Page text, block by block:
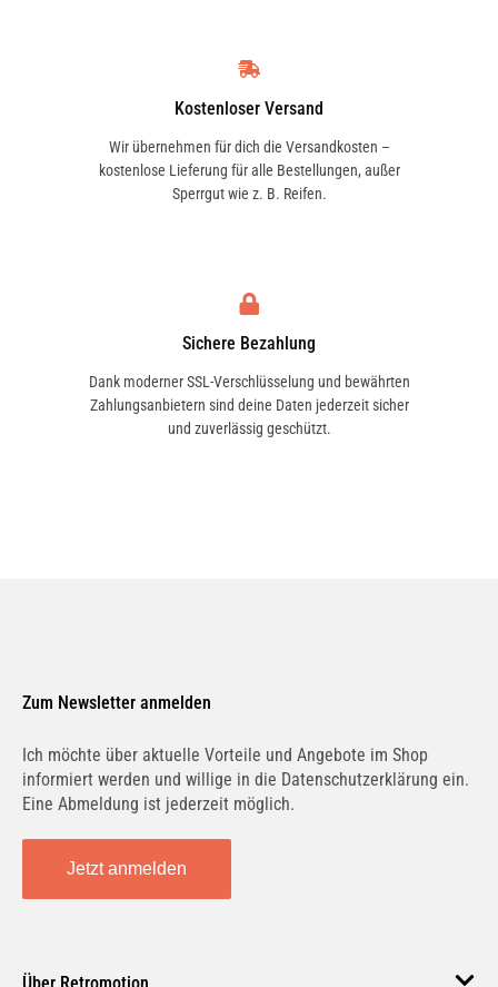
Kostenloser Versand
Wir übernehmen für dich die Versandkosten –
kostenlose Lieferung für alle Bestellungen, außer
Sperrgut wie z. B. Reifen.
Sichere Bezahlung
Dank moderner SSL-Verschlüsselung und bewährten
Zahlungsanbietern sind deine Daten jederzeit sicher
und zuverlässig geschützt.
Zum Newsletter anmelden
Ich möchte über aktuelle Vorteile und Angebote im Shop
informiert werden und willige in die Datenschutzerklärung ein.
Eine Abmeldung ist jederzeit möglich.
Jetzt anmelden